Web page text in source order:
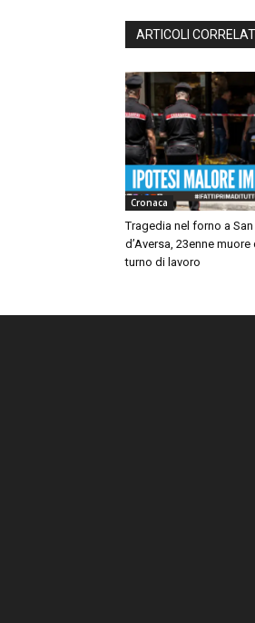
ARTICOLI CORRELATI
Cronaca
Tragedia nel forno a
d’Aversa, 23enne muore
turno di lavoro